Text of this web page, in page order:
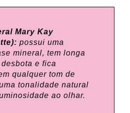
Mary Kay
possui uma
mineral, tem longa
e fica
qualquer tom de
tonalidade natural
ao olhar.